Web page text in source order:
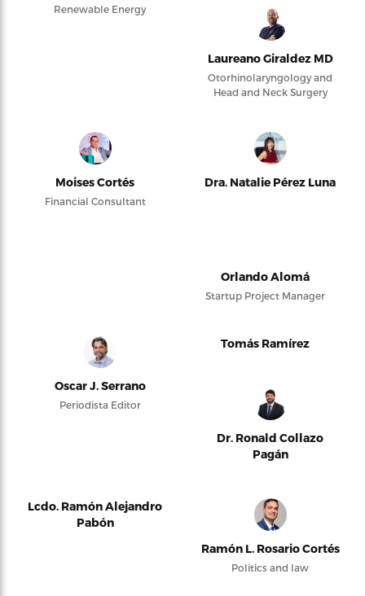
Renewable Energy
Laureano Giraldez MD
Otorhinolaryngology and
Head and Neck Surgery
Moises Cortés
Financial Consultant
Dra. Natalie Pérez Luna
Orlando Alomá
Startup Project Manager
Oscar J. Serrano
Periodista Editor
Tomás Ramírez
Dr. Ronald Collazo
Pagán
Lcdo. Ramón Alejandro
Pabón
Ramón L. Rosario Cortés
Politics and law